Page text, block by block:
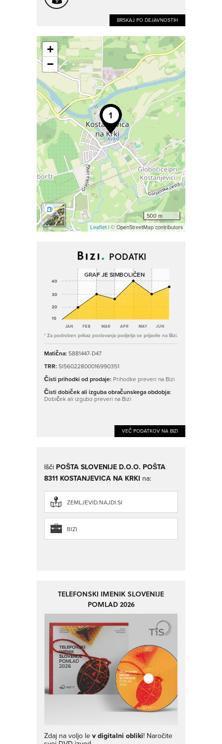
BRSKAJ PO DEJAVNOSTIH
+
−
500 m
Leaflet| © OpenStreetMap contributors
PODATKI
* Za podroben prikaz poslovanja podjetja se prijavite na Bizi.
Matična: 5881447-D47
TRR:SI56022800016990351
Čisti prihodki od prodaje: Prihodke preveri na Bizi
Čisti dobiček ali izguba obračunskega obdobja:
Dobiček ali izgubo preveri na Bizi
VEČ PODATKOV NA BIZI
Išči POŠTA SLOVENIJE D.O.O. POŠTA
8311 KOSTANJEVICA NA KRKI na:
ZEMLJEVID.NAJDI.SI
BIZI
TELEFONSKI IMENIK SLOVENIJE
POMLAD 2026
Zdaj na voljo lev digitalni obliki! Naročite